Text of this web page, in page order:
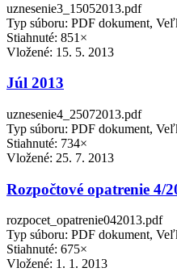
uznesenie3_15052013.pdf
Typ súboru: PDF dokument,
Stiahnuté: 851×
Vložené: 15. 5. 2013
Júl 2013
uznesenie4_25072013.pdf
Typ súboru: PDF dokument,
Stiahnuté: 734×
Vložené: 25. 7. 2013
Rozpočtové opatrenie 4/
rozpocet_opatrenie042013.pdf
Typ súboru: PDF dokument,
Stiahnuté: 675×
Vložené: 1. 1. 2013